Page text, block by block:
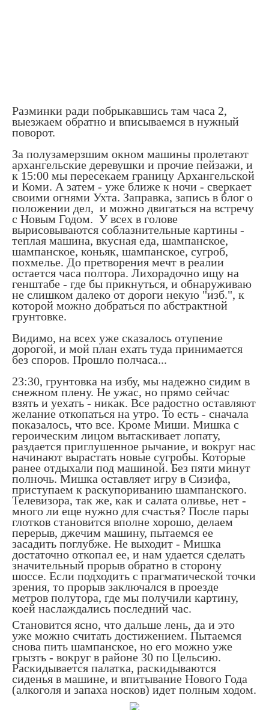
Разминки ради побрыкавшись там часа 2,
выезжаем обратно и вписываемся в нужный
поворот.
За полузамерзшим окном машины пролетают
архангельские деревушки и прочие пейзажи, и
к 15:00 мы пересекаем границу Архангельской
и Коми. А затем - уже ближе к ночи - сверкает
своими огнями Ухта. Заправка, запись в блог о
положении дел, и можно двигаться на встречу
с Новым Годом. У всех в голове
вырисовываются соблазнительные картины -
теплая машина, вкусная еда, шампанское,
шампанское, коньяк, шампанское, сугроб,
похмелье. До претворения мечт в реалии
остается часа полтора. Лихорадочно ищу на
генштабе - где бы прикнуться, и обнаруживаю
не слишком далеко от дороги некую "изб.", к
которой можно добраться по абстрактной
грунтовке.
Видимо, на всех уже сказалось отупение
дорогой, и мой план ехать туда принимается
без споров. Прошло полчаса...
23:30, грунтовка на избу, мы надежно сидим в
снежном плену. Не ужас, но прямо сейчас
взять и уехать - никак. Все радостно оставляют
желание откопаться на утро. То есть - сначала
показалось, что все. Кроме Миши. Мишка с
героическим лицом вытаскивает лопату,
раздается приглушенное рычание, и вокруг нас
начинают вырастать новые сугробы. Которые
ранее отдыхали под машиной. Без пяти минут
полночь. Мишка оставляет игру в Сизифа,
приступаем к раскупориванию шампанского.
Телевизора, так же, как и салата оливье, нет -
много ли еще нужно для счастья? После пары
глотков становится вполне хорошо, делаем
перерыв, джечим машину, пытаемся ее
засадить поглубже. Не выходит - Мишка
достаточно откопал ее, и нам удается сделать
значительный прорыв обратно в сторону
шоссе. Если подходить с прагматической точки
зрения, то прорыв заключался в проезде
метров полутора, где мы получили картину,
коей наслаждались последний час.
Становится ясно, что дальше лень, да и это
уже можно считать достижением. Пытаемся
снова пить шампанское, но его можно уже
грызть - вокруг в районе 30 по Цельсию.
Раскидывается палатка, раскидываются
сиденья в машине, и впитывание Нового Года
(алкоголя и запаха носков) идет полным ходом.